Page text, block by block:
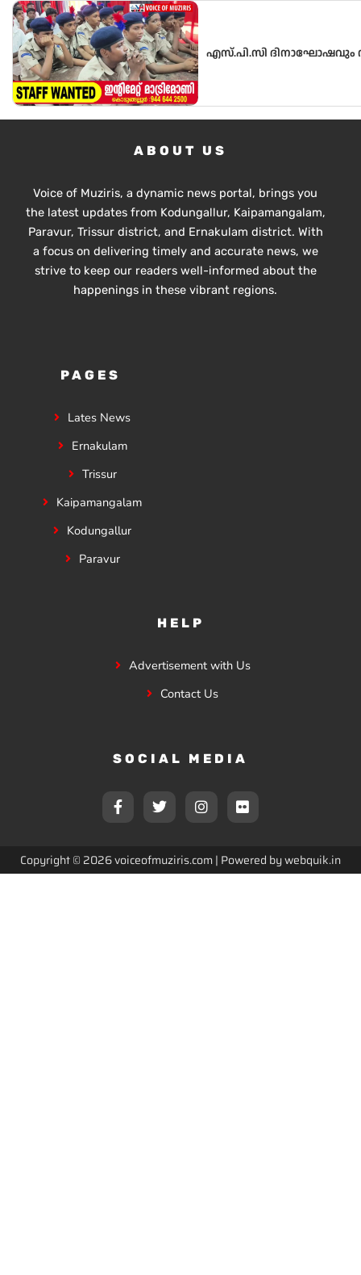
എസ്.പി.സി ദിനാഘോഷവും
ABOUT US
Voice of Muziris, a dynamic news portal, brings you
the latest updates from Kodungallur, Kaipamangalam,
Paravur, Trissur district, and Ernakulam district. With
a focus on delivering timely and accurate news, we
strive to keep our readers well-informed about the
happenings in these vibrant regions.
PAGES
Lates News
Ernakulam
Trissur
Kaipamangalam
Kodungallur
Paravur
HELP
Advertisement with Us
Contact Us
SOCIAL MEDIA
F
a
b
o
T
w
t
e
I
n
a
g
F
l
k
r
Copyright © 2026 voiceofmuziris.com | Powered bywebquik.in